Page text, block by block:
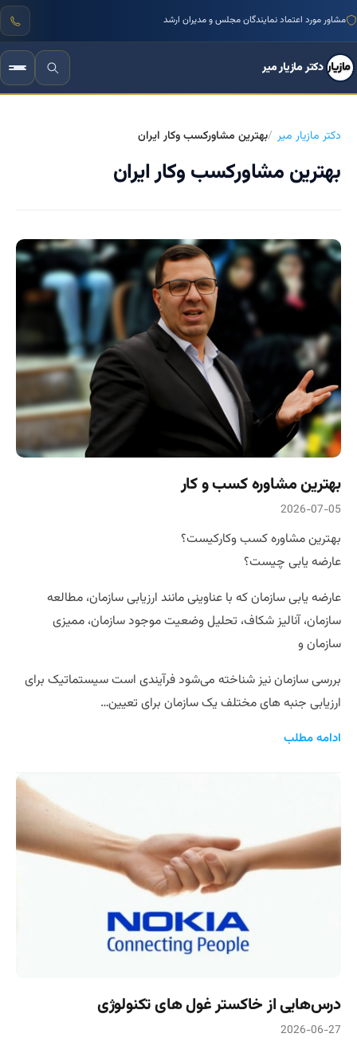
منتور بیش از ۱۰۰۰ کسب‌وکار ایرانی
دکتر مازیار میر
دکتر مازیار میر بهترین مشاورکسب وکار ایران
بهترین مشاورکسب وکار ایران
بهترین مشاوره کسب و کار
2026-07-05
بهترین مشاوره کسب وکارکیست؟
عارضه یابی چیست؟
عارضه یابی سازمان که با عناوینی مانند ارزیابی سازمان، مطالعه
سازمان، آنالیز شکاف، تحلیل وضعیت موجود سازمان، ممیزی
سازمان و
بررسی سازمان نیز شناخته می‌شود فرآیندی است سیستماتیک برای
ارزیابی جنبه های مختلف یک سازمان برای تعیین…
ادامه مطلب
درس‌هایی از خاکستر غول های تکنولوژی
2026-06-27